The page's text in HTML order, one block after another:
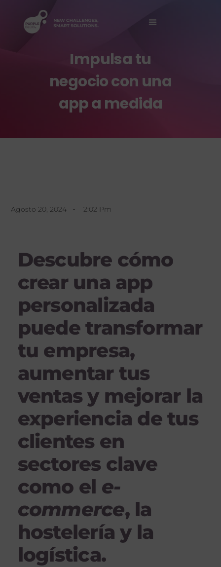
Impulsa tu
negocio con una
app a medida
Agosto 20, 2024 2:02 Pm
Descubre cómo
crear una app
personalizada
puede transformar
tu empresa,
aumentar tus
ventas y mejorar la
experiencia de tus
clientes en
sectores clave
como el e-
commerce, la
hostelería y la
logística.